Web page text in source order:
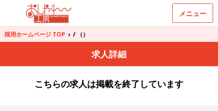
メニュー
採用ホームページ TOP › / （）
求人詳細
こちらの求人は掲載を終了しています